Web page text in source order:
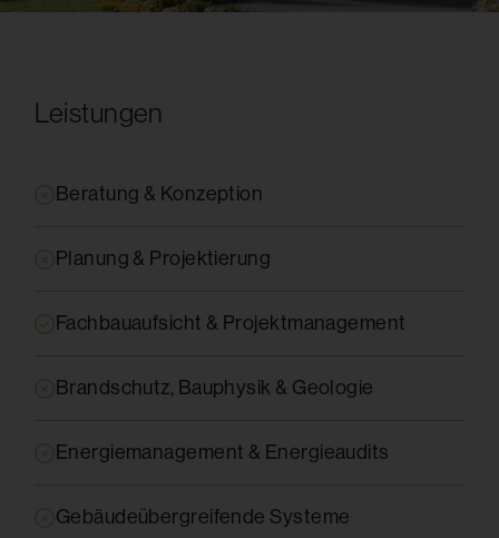
Leistungen
Beratung & Konzeption
Planung & Projektierung
Fachbauaufsicht & Projektmanagement
Brandschutz, Bauphysik & Geologie
Energiemanagement & Energieaudits
Gebäudeübergreifende Systeme